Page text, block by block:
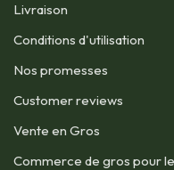
Livraison
Conditions d'utilisation​
Nos promesses
Customer reviews
Vente en Gros
Commerce de gros pour